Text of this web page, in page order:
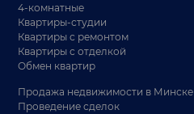
4-комнатные
Квартиры-студии
Квартиры с ремонтом
Квартиры с отделкой
Обмен квартир
Продажа недвижимости в Минске
Проведение сделок